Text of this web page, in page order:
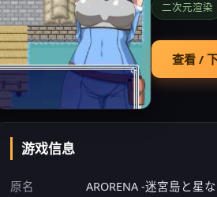
二次元渲染
查看 /
游戏信息
原名 ARORENA -迷宮島と星